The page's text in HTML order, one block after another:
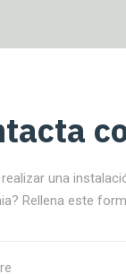
realizar una
Rellena este